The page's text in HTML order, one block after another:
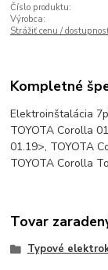
Číslo produktu:
Výrobca:
Strážiť cenu /
Kompletné
Elektroinštalácia
TOYOTA Corolla
01.19>, TOYOTA
TOYOTA Corolla
Tovar
Typové